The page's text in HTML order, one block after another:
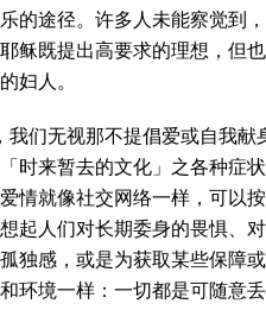
的途径。许多人未能察觉到
稣既提出高要求的理想，但
妇人。
我们无视那不提倡爱或自我
时来暂去的文化」之各种症
情就像社交网络一样，可以
想起人们对长期委身的畏惧、
独感，或是为获取某些保障
环境一样：一切都是可随意